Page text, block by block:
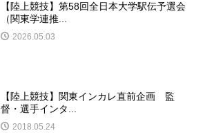
【陸上競技】第58回全日本大学駅伝予選会
（関東学連推...
2026.05.03
【陸上競技】関東インカレ直前企画 監
督・選手インタ...
2018.05.24